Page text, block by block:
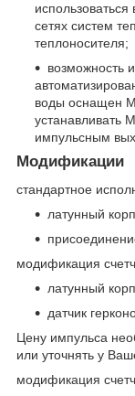
использоваться
сетях систем
теплоносителя;
возможность
воды оснащен
устанавливать
импульсным
Модификации
стандартное
латунный
модификация
латунный
датчик
Цену импульса
или уточнять у
модификация